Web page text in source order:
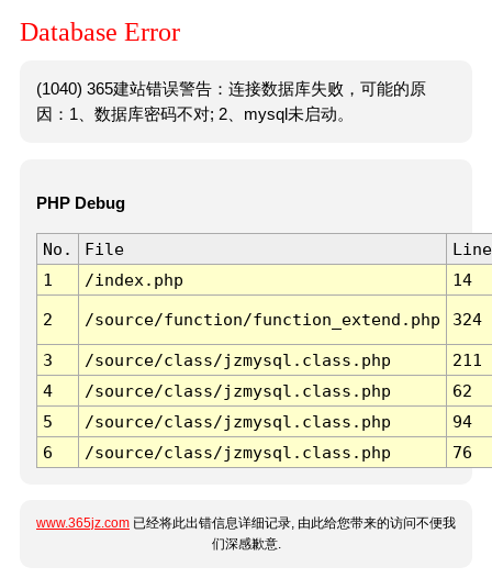
Database Error
(1040) 365建站错误警告：连接数据库失败，可能的原
因：1、数据库密码不对; 2、mysql未启动。
PHP Debug
No. File
Line
1
/index.php 14
2 /source/function/function_extend.php 324
3 /source/class/jzmysql.class.php
211
4
/source/class/jzmysql.class.php
62
5
/source/class/jzmysql.class.php
94
6
/source/class/jzmysql.class.php 76
www.365jz.com 已经将此出错信息详细记录, 由此给您带来的访问不便我
们深感歉意.